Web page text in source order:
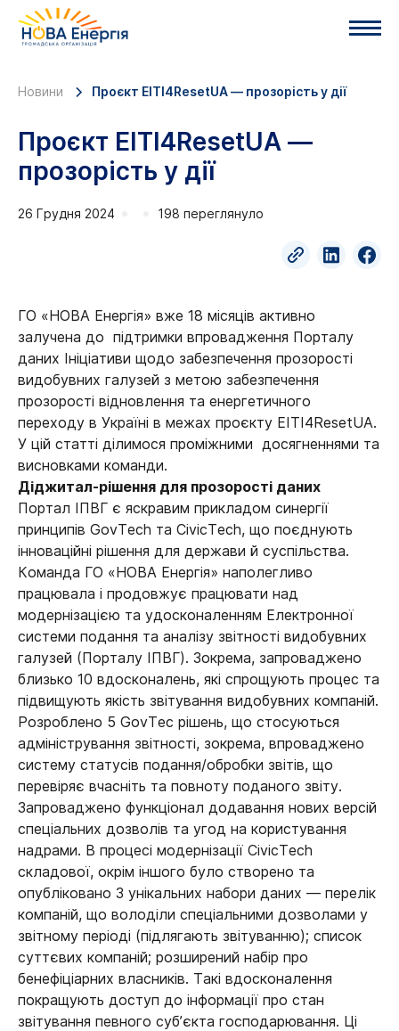
Новини Проєкт EITI4ResetUA — прозорість у дії
Проєкт EITI4ResetUA —
прозорість у дії
26 Грудня 2024 198 переглянуло
ГО «НОВА Енергія» вже 18 місяців активно
залучена до підтримки впровадження Порталу
даних Ініціативи щодо забезпечення прозорості
видобувних галузей з метою забезпечення
прозорості відновлення та енергетичного
переходу в Україні в межах проєкту EITI4ResetUA.
У цій статті ділимося проміжними досягненнями та
висновками команди.
Діджитал-рішення для прозорості даних
Портал ІПВГ є яскравим прикладом синергії
принципів GovTech та CivicTech, що поєднують
інноваційні рішення для держави й суспільства.
Команда ГО «НОВА Енергія» наполегливо
працювала і продовжує працювати над
модернізацією та удосконаленням Електронної
системи подання та аналізу звітності видобувних
галузей (Порталу ІПВГ). Зокрема, запроваджено
близько 10 вдосконалень, які спрощують процес та
підвищують якість звітування видобувних компаній.
Розроблено 5 GovTec рішень, що стосуються
адміністрування звітності, зокрема, впроваджено
систему статусів подання/обробки звітів, що
перевіряє вчасніть та повноту поданого звіту.
Запроваджено функціонал додавання нових версій
спеціальних дозволів та угод на користування
надрами. В процесі модернізації CivicTech
складової, окрім іншого було створено та
опубліковано 3 унікальних набори даних — перелік
компаній, що володіли спеціальними дозволами у
звітному періоді (підлягають звітуванню); список
суттєвих компаній; розширений набір про
бенефіціарних власників. Такі вдосконалення
покращують доступ до інформації про стан
звітування певного суб’єкта господарювання. Ці